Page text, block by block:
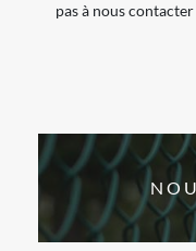
pas à nous